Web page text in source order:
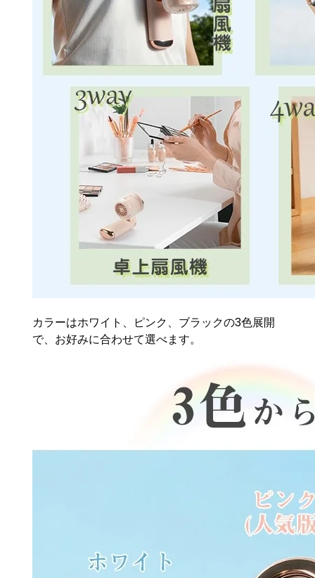
カラーはホワイト、ピンク、ブラックの3色展開
で、お好みに合わせて選べます。